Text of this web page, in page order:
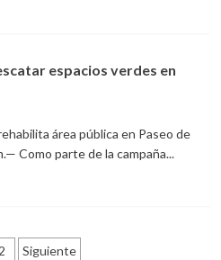
espacios verdes en
área pública en Paseo de
Como parte de la campaña...
2 Siguiente